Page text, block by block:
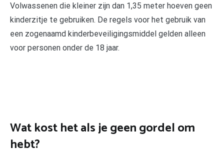
Volwassenen die kleiner zijn dan 1,35 meter hoeven geen
kinderzitje te gebruiken. De regels voor het gebruik van
een zogenaamd kinderbeveiligingsmiddel gelden alleen
voor personen onder de 18 jaar.
Wat kost het als je geen gordel om
hebt?